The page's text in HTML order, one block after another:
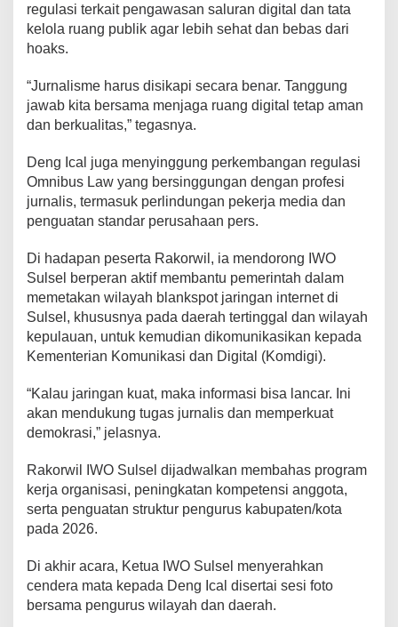
regulasi terkait pengawasan saluran digital dan tata
kelola ruang publik agar lebih sehat dan bebas dari
hoaks.
“Jurnalisme harus disikapi secara benar. Tanggung
jawab kita bersama menjaga ruang digital tetap aman
dan berkualitas,” tegasnya.
Deng Ical juga menyinggung perkembangan regulasi
Omnibus Law yang bersinggungan dengan profesi
jurnalis, termasuk perlindungan pekerja media dan
penguatan standar perusahaan pers.
Di hadapan peserta Rakorwil, ia mendorong IWO
Sulsel berperan aktif membantu pemerintah dalam
memetakan wilayah blankspot jaringan internet di
Sulsel, khususnya pada daerah tertinggal dan wilayah
kepulauan, untuk kemudian dikomunikasikan kepada
Kementerian Komunikasi dan Digital (Komdigi).
“Kalau jaringan kuat, maka informasi bisa lancar. Ini
akan mendukung tugas jurnalis dan memperkuat
demokrasi,” jelasnya.
Rakorwil IWO Sulsel dijadwalkan membahas program
kerja organisasi, peningkatan kompetensi anggota,
serta penguatan struktur pengurus kabupaten/kota
pada 2026.
Di akhir acara, Ketua IWO Sulsel menyerahkan
cendera mata kepada Deng Ical disertai sesi foto
bersama pengurus wilayah dan daerah.